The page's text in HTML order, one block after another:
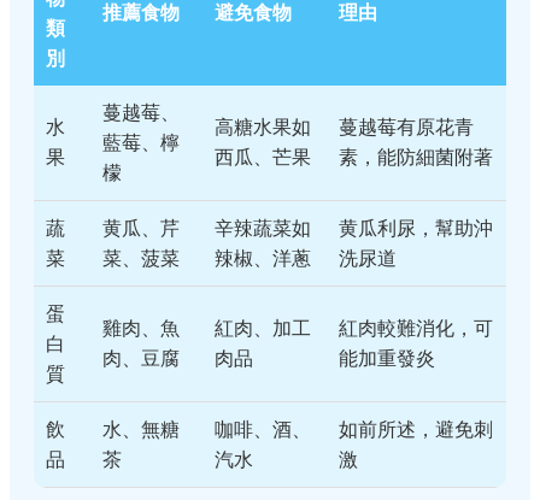
類
別
推薦食物 避免食物 理由
水
果
蔓越莓、
藍莓、檸
檬
高糖水果如
西瓜、芒果
蔓越莓有原花青
素，能防細菌附著
蔬
菜
黄瓜、芹
菜、菠菜
辛辣蔬菜如
辣椒、洋蔥
黄瓜利尿，幫助沖
洗尿道
蛋
白
質
雞肉、魚
肉、豆腐
紅肉、加工
肉品
紅肉較難消化，可
能加重發炎
飲
品
水、無糖
茶
咖啡、酒、
汽水
如前所述，避免刺
激